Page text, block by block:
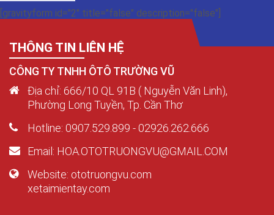
[gravityform id="2" title="false" description="false"]
THÔNG TIN LIÊN HỆ
CÔNG TY TNHH ÔTÔ TRƯỜNG VŨ
Địa chỉ: 666/10 QL 91B ( Nguyễn Văn Linh),
Phường Long Tuyền, Tp. Cần Thơ
Hotline: 0907.529.899 - 02926.262.666
Email: HOA.OTOTRUONGVU@GMAIL.COM
Website: ototruongvu.com
xetaimientay.com